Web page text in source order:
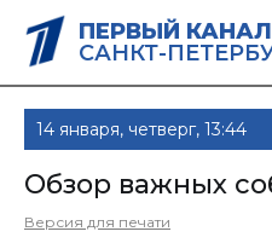
ПЕРВЫЙ КАНАЛ
САНКТ-
14 января, четверг, 13:44
Обзор важных
Версия для печати